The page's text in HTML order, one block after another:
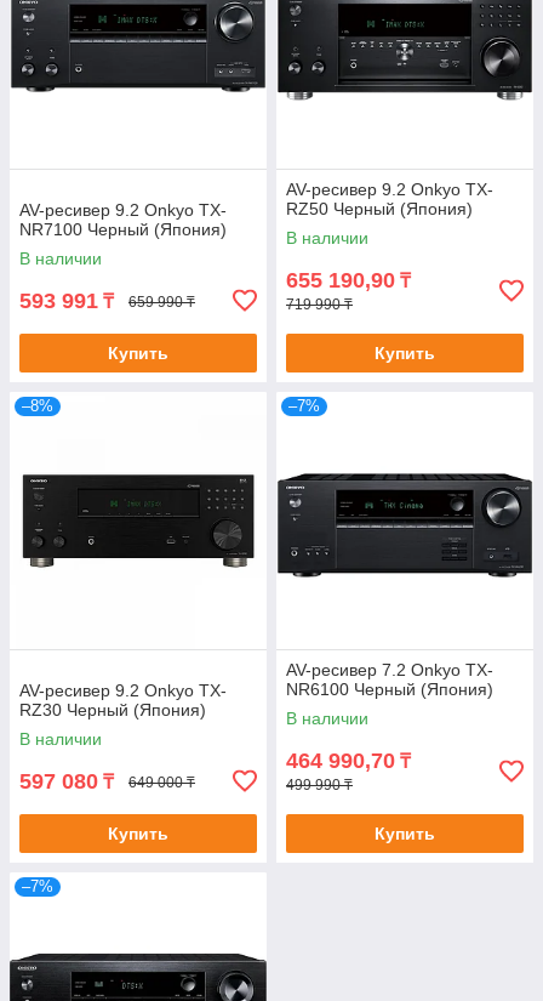
AV-ресивер 9.2 Onkyo TX-
NR7100 Черный (Япония)
В наличии
593 991 ₸ 659 990 ₸
Купить
AV-ресивер 9.2 Onkyo TX-
RZ50 Черный (Япония)
В наличии
655 190,90 ₸
719 990 ₸
Купить
–8%
AV-ресивер 9.2 Onkyo TX-
RZ30 Черный (Япония)
В наличии
597 080 ₸ 649 000 ₸
Купить
–7%
AV-ресивер 7.2 Onkyo TX-
NR6100 Черный (Япония)
В наличии
464 990,70 ₸
499 990 ₸
Купить
–7%